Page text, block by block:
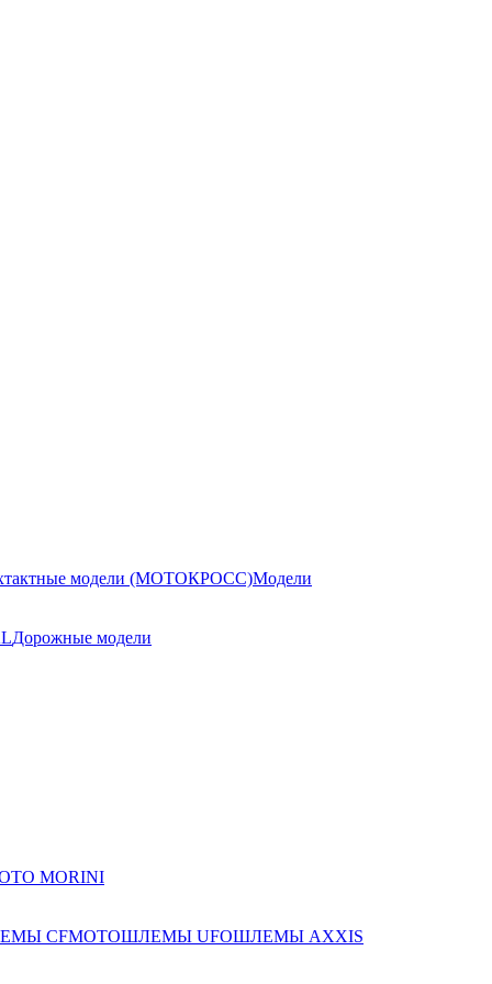
модели (МОТОКРОСС)Модели
Дорожные модели
CFMOTOШЛЕМЫ UFOШЛЕМЫ AXXIS